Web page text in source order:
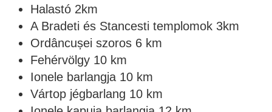
Halastó 2km
A Bradeti és Stancesti templomok 3km
Ordâncușei szoros 6 km
Fehérvölgy 10 km
Ionele barlangja 10 km
Vártop jégbarlang 10 km